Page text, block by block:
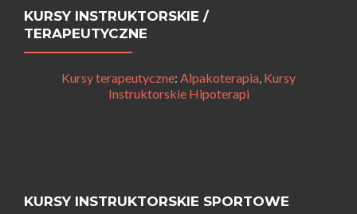
KURSY INSTRUKTORSKIE /
TERAPEUTYCZNE
Kursy terapeutyczne: Alpakoterapia, Kursy
Instruktorskie Hipoterapi
KURSY INSTRUKTORSKIE SPORTOWE